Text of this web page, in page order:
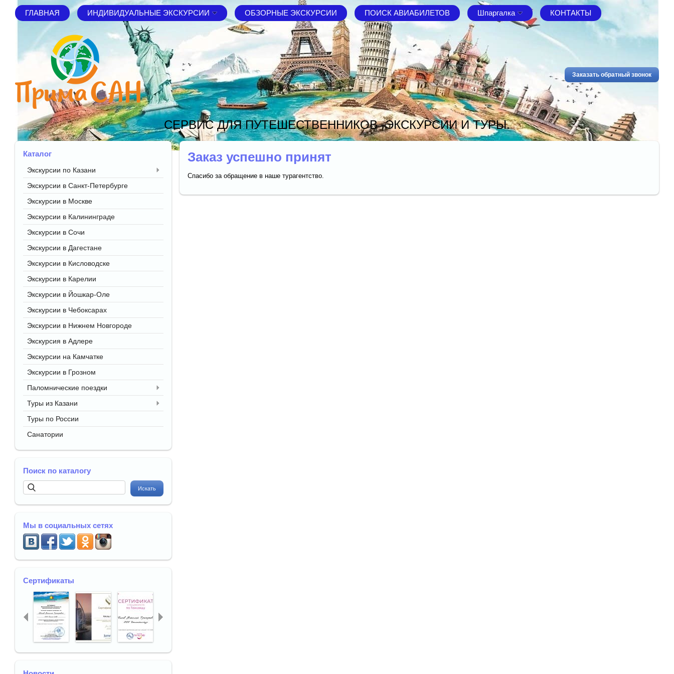
ГЛАВНАЯ ИНДИВИДУАЛЬНЫЕ ЭКСКУРСИИ ОБЗОРНЫЕ ЭКСКУРСИИ ПОИСК АВИАБИЛЕТОВ Шпаргалка КОНТАКТЫ
Заказать обратный звонок
СЕРВИС ДЛЯ ПУТЕШЕСТВЕННИКОВ -ЭКСКУРСИИ И ТУРЫ.
Каталог
Экскурсии по Казани
Экскурсии в Санкт-Петербурге
Экскурсии в Москве
Экскурсии в Калининграде
Экскурсии в Сочи
Экскурсии в Дагестане
Экскурсии в Кисловодске
Экскурсии в Карелии
Экскурсии в Йошкар-Оле
Экскурсии в Чебоксарах
Экскурсии в Нижнем Новгороде
Экскурсия в Адлере
Экскурсии на Камчатке
Экскурсии в Грозном
Паломнические поездки
Туры из Казани
Туры по России
Санатории
Поиск по каталогу
Мы в социальных сетях
Сертификаты
Заказ успешно принят
Спасибо за обращение в наше турагентство.